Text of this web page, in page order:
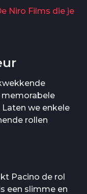
Niro Films die je
we enkele
rollen
Pacino de rol
een slimme en